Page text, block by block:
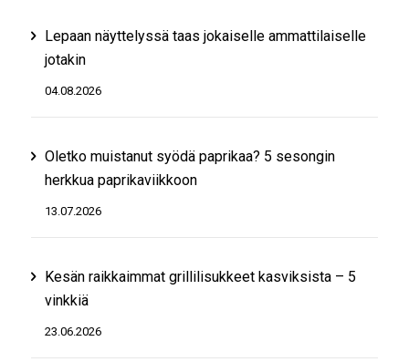
Lepaan näyttelyssä taas jokaiselle ammattilaiselle
jotakin
04.08.2026
Oletko muistanut syödä paprikaa? 5 sesongin
herkkua paprikaviikkoon
13.07.2026
Kesän raikkaimmat grillilisukkeet kasviksista – 5
vinkkiä
23.06.2026